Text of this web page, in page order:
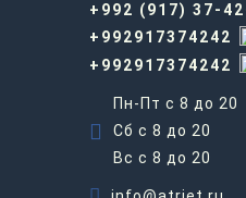
+992 (917) 37-
+992917374242
+992917374242
Пн-Пт с 8 до 20
Сб с 8 до 20
Вс c 8 до 20